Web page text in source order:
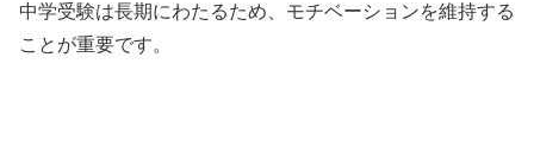
中学受験は長期にわたるため、モチベーションを維持する
ことが重要です。